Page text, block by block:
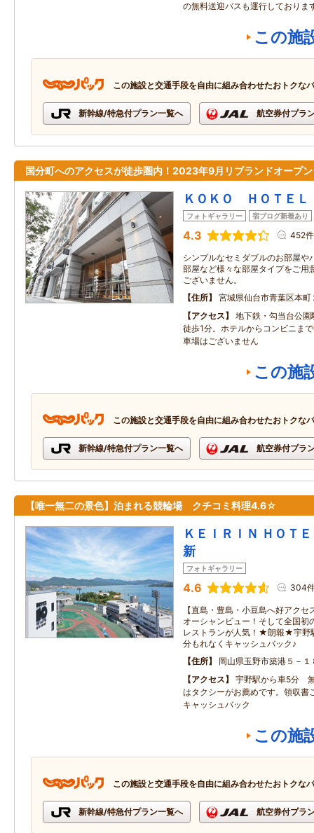
の無料送迎バスも運行しておりま
この施
この施設と交通手段を自由に組み合わせたおトクな
新幹線/特急付プラン一覧へ 航空券付プラ
国分町へのアクセスが徒歩圏内！2023年9月リブランドオープ
ＫＯＫＯ ＨＯＴＥ
フォトギャラリー 宿ブログ新着あり
4.3 452件
シンプルなセミダブルのお部屋や
部屋など様々な部屋タイプをご用
ございません。
住所
宮城県仙台市青葉区本
アクセス
地下鉄・勾当台公
徒歩1分。ホテルからコンビニま
車場はございません
この施
この施設と交通手段を自由に組み合わせたおトクな
新幹線/特急付プラン一覧へ 航空券付プラ
【唯一無二の景色】泊まれる競輪場 クチコミ料理4.6☆
ＫＥＩＲＩＮ ＨＯＴ
新
フォトギャラリー
4.6 304
【直島・豊島・小豆島へ好アク
オーシャンビュー！そして全国初
レストランが人気！★朗報★宇野
分もれなくキャッシュバック♪
住所
岡山県玉野市築港５－１
アクセス
宇野駅から車5分
はタクシーがお薦めです。領収書
キャッシュバック
この施
この施設と交通手段を自由に組み合わせたおトクな
新幹線/特急付プラン一覧へ 航空券付プラ